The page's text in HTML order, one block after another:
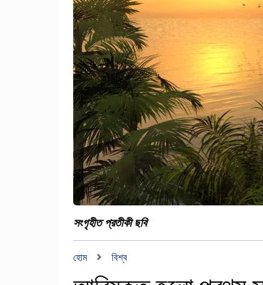
সংগৃহীত প্রতীকী ছবি
হোম বিশ্ব